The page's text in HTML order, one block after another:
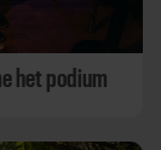
het podium